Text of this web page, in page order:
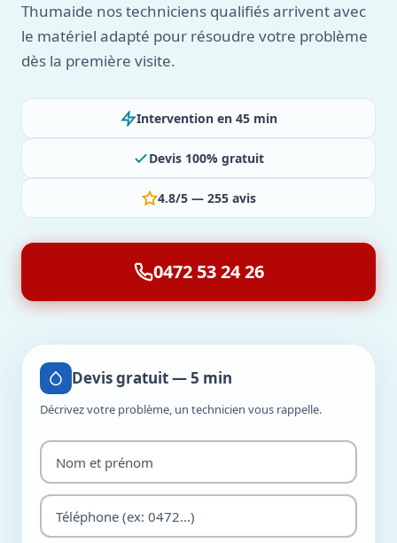
Thumaide nos techniciens qualifiés arrivent avec
le matériel adapté pour résoudre votre problème
dès la première visite.
Intervention en 45 min
Devis 100% gratuit
4.8/5 — 255 avis
0472 53 24 26
Devis gratuit — 5 min
Décrivez votre problème, un technicien vous rappelle.